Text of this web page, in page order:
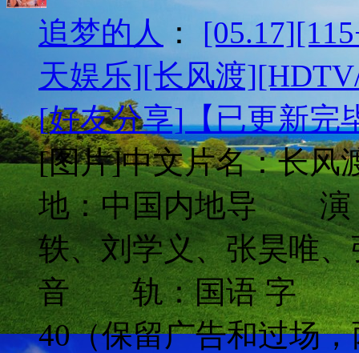
追梦的人 ：
天娱乐][长风渡
[好友分享]【已更新完
[图片]中文片名：长
地：中国内地导 演
轶、刘学义、张昊唯
音 轨：国语 字 幕
40（保留广告和过场